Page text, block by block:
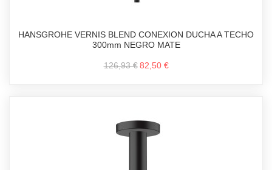
HANSGROHE VERNIS BLEND CONEXION DUCHA A TECHO
300mm NEGRO MATE
126,93 € 82,50 €